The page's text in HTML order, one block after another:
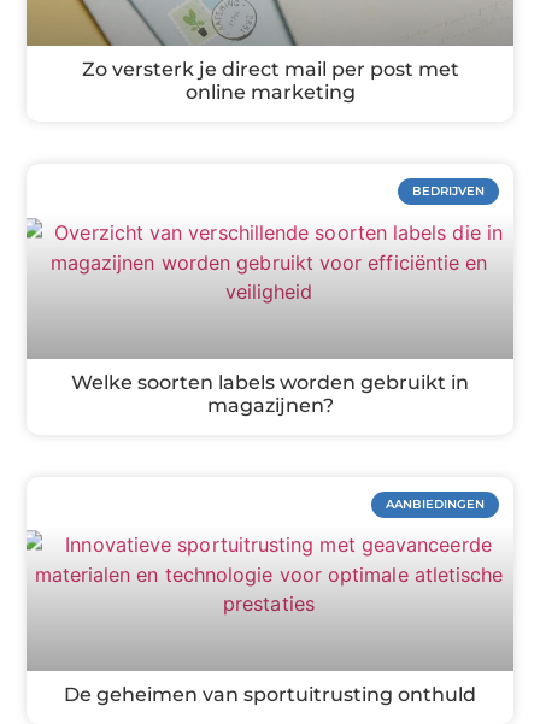
Zo versterk je direct mail per post met
online marketing
BEDRIJVEN
Welke soorten labels worden gebruikt in
magazijnen?
AANBIEDINGEN
De geheimen van sportuitrusting onthuld